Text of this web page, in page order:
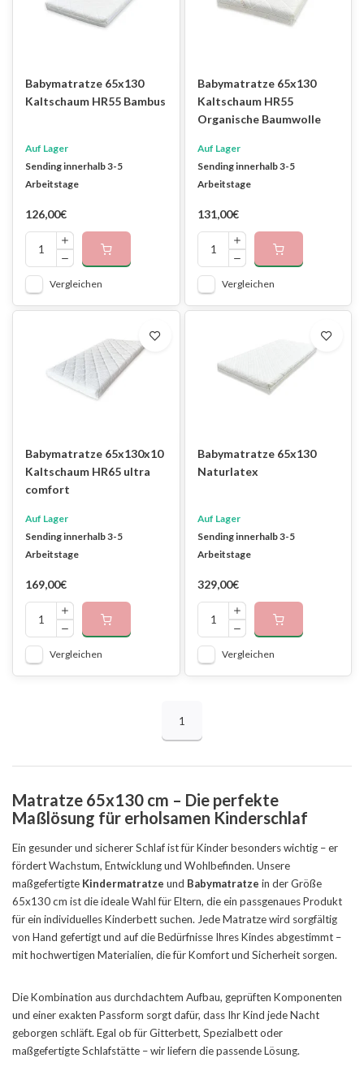
Babymatratze 65x130
Kaltschaum HR55 Bambus
Auf Lager
Sending innerhalb 3-5
Arbeitstage
126,00€
Vergleichen
Babymatratze 65x130
Kaltschaum HR55
Organische Baumwolle
Auf Lager
Sending innerhalb 3-5
Arbeitstage
131,00€
Vergleichen
Babymatratze 65x130x10
Kaltschaum HR65 ultra
comfort
Auf Lager
Sending innerhalb 3-5
Arbeitstage
169,00€
Vergleichen
Babymatratze 65x130
Naturlatex
Auf Lager
Sending innerhalb 3-5
Arbeitstage
329,00€
Vergleichen
1
Matratze 65x130 cm – Die perfekte
Maßlösung für erholsamen Kinderschlaf
Ein gesunder und sicherer Schlaf ist für Kinder besonders wichtig – er
fördert Wachstum, Entwicklung und Wohlbefinden. Unsere
maßgefertigte Kindermatratze und Babymatratze in der Größe
65x130 cm ist die ideale Wahl für Eltern, die ein passgenaues Produkt
für ein individuelles Kinderbett suchen. Jede Matratze wird sorgfältig
von Hand gefertigt und auf die Bedürfnisse Ihres Kindes abgestimmt –
mit hochwertigen Materialien, die für Komfort und Sicherheit sorgen.
Die Kombination aus durchdachtem Aufbau, geprüften Komponenten
und einer exakten Passform sorgt dafür, dass Ihr Kind jede Nacht
geborgen schläft. Egal ob für Gitterbett, Spezialbett oder
maßgefertigte Schlafstätte – wir liefern die passende Lösung.